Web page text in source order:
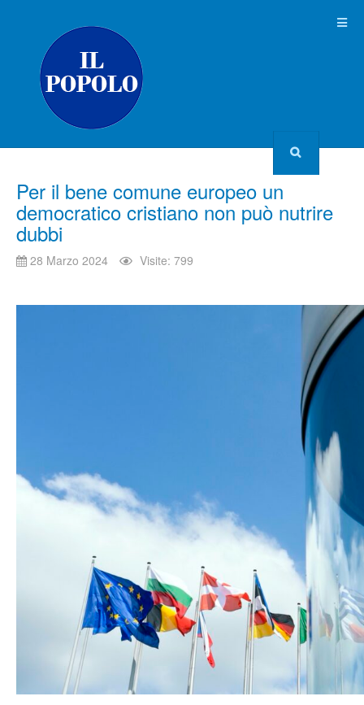
Per il bene comune europeo un
democratico cristiano non può nutrire
dubbi
28 Marzo 2024 Visite: 799